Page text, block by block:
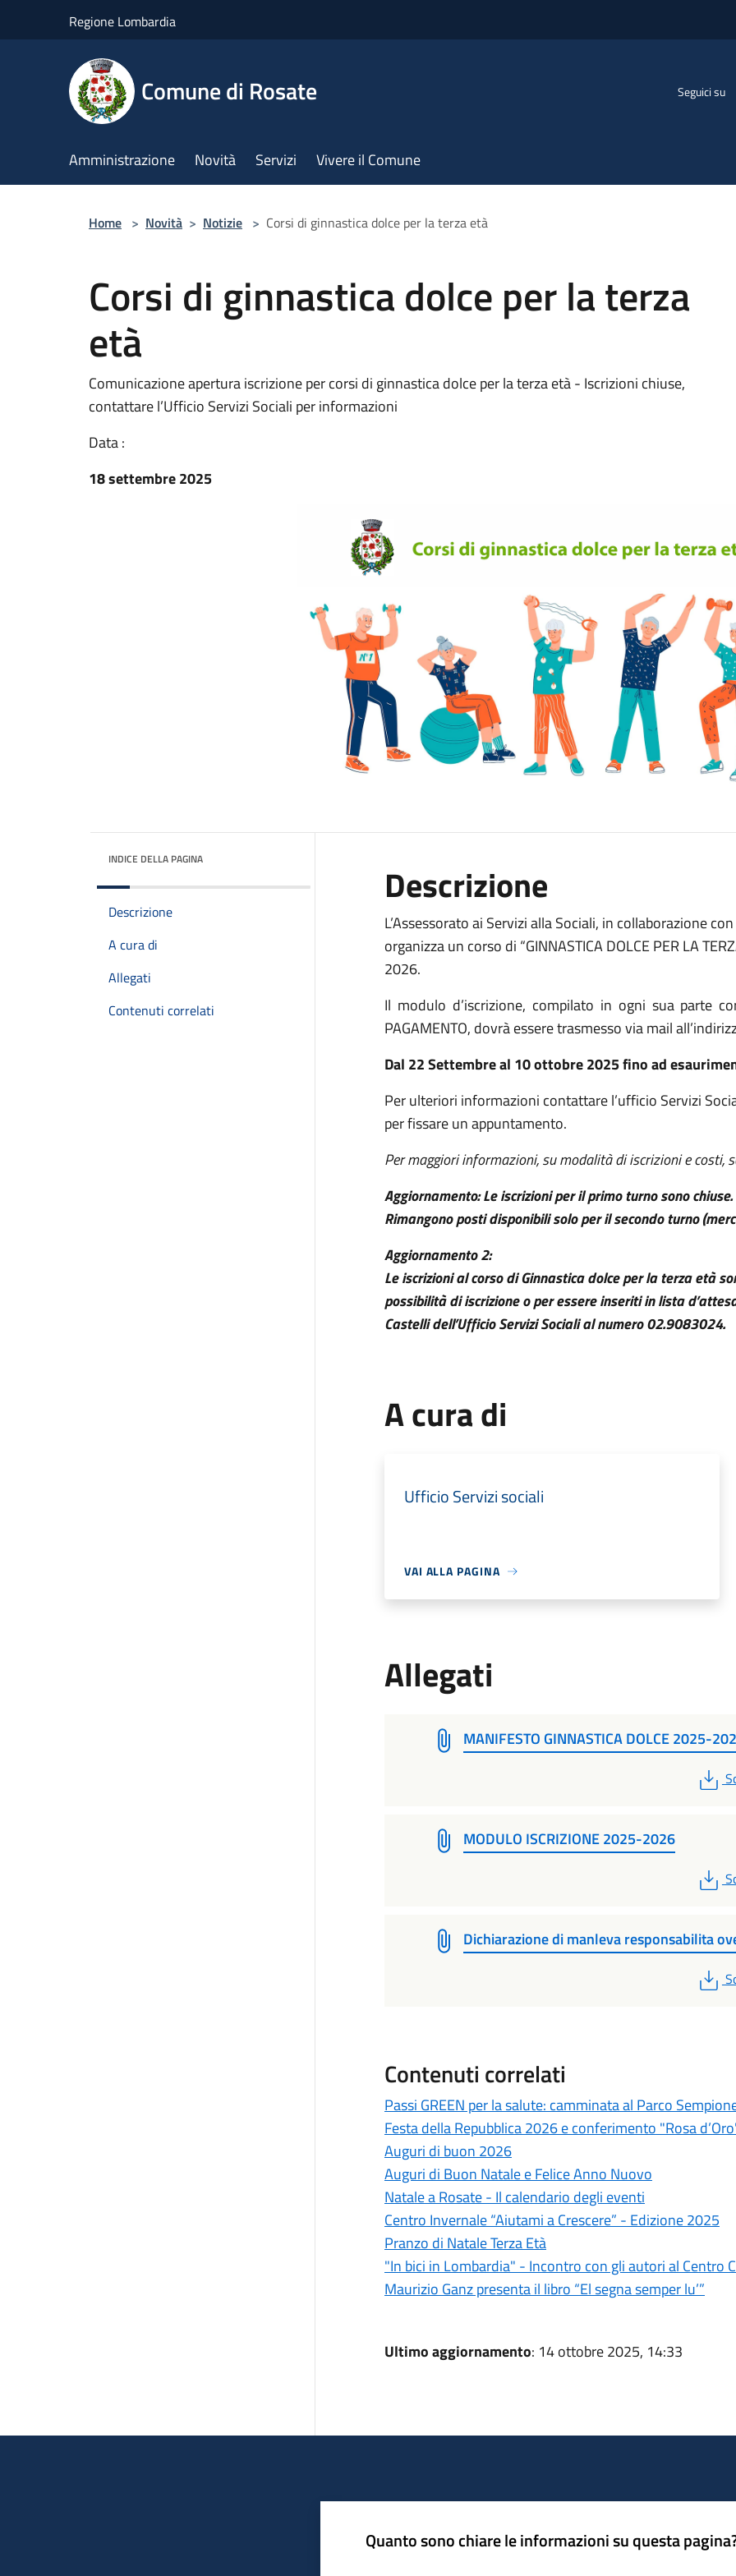
Regione Lombardia
Comune di Rosate Seguici su
Amministrazione Novità Servizi Vivere il Comune
Home > Novità > Notizie > Corsi di ginnastica dolce per la terza età
Corsi di ginnastica dolce per la terza
età
Comunicazione apertura iscrizione per corsi di ginnastica dolce per la terza età - Iscrizioni chiuse,
contattare l’Ufficio Servizi Sociali per informazioni
Data :
18 settembre 2025
INDICE DELLA PAGINA
Descrizione
A cura di
Allegati
Contenuti correlati
Descrizione
L’Assessorato ai Servizi alla Sociali, in collaborazione
organizza un corso di “GINNASTICA DOLCE PER LA
2026.
Il modulo d’iscrizione, compilato in ogni sua parte
PAGAMENTO, dovrà essere trasmesso via mail
Dal 22 Settembre al 10 ottobre 2025 fino ad
Per ulteriori informazioni contattare l’ufficio Servizi
per fissare un appuntamento.
Per maggiori informazioni, su modalità di iscrizioni e costi,
Aggiornamento: Le iscrizioni per il primo turno sono chiuse.
Rimangono posti disponibili solo per il secondo turno
Aggiornamento 2:
Le iscrizioni al corso di Ginnastica dolce per la terza età
possibilità di iscrizione o per essere inseriti in lista
Castelli dell’Ufficio Servizi Sociali al numero 02.9083024.
A cura di
Ufficio Servizi sociali
VAI ALLA PAGINA
Allegati
MANIFESTO GINNASTICA DOLCE 2025-
MODULO ISCRIZIONE 2025-2026
Dichiarazione di manleva responsabilita
Contenuti correlati
Passi GREEN per la salute: camminata al Parco
Festa della Repubblica 2026 e conferimento "Rosa
Auguri di buon 2026
Auguri di Buon Natale e Felice Anno Nuovo
Natale a Rosate - Il calendario degli eventi
Centro Invernale “Aiutami a Crescere” - Edizione 2025
Pranzo di Natale Terza Età
"In bici in Lombardia" - Incontro con gli autori al Centro
Maurizio Ganz presenta il libro “El segna semper lu’”
Ultimo aggiornamento: 14 ottobre 2025, 14:33
Quanto sono chiare le informazioni su questa